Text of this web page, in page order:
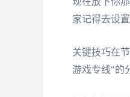
家记得去设
关键技巧在
游戏专线"的